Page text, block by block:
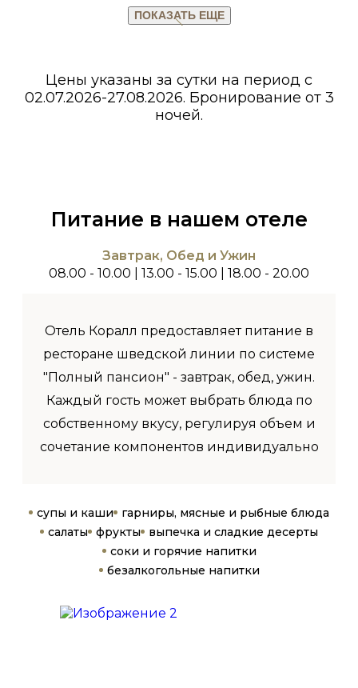
ПОКАЗАТЬ ЕЩЕ
Цены указаны за сутки на период с
02.07.2026-27.08.2026. Бронирование от 3
ночей.
Питание в нашем отеле
Завтрак, Обед и Ужин
08.00 - 10.00 | 13.00 - 15.00 | 18.00 - 20.00
Отель Коралл предоставляет питание в
ресторане шведской линии по системе
"Полный пансион" - завтрак, обед, ужин.
Каждый гость может выбрать блюда по
собственному вкусу, регулируя объем и
сочетание компонентов индивидуально
супы и каши
гарниры, мясные и рыбные блюда
салаты
фрукты
выпечка и сладкие десерты
соки и горячие напитки
безалкогольные напитки